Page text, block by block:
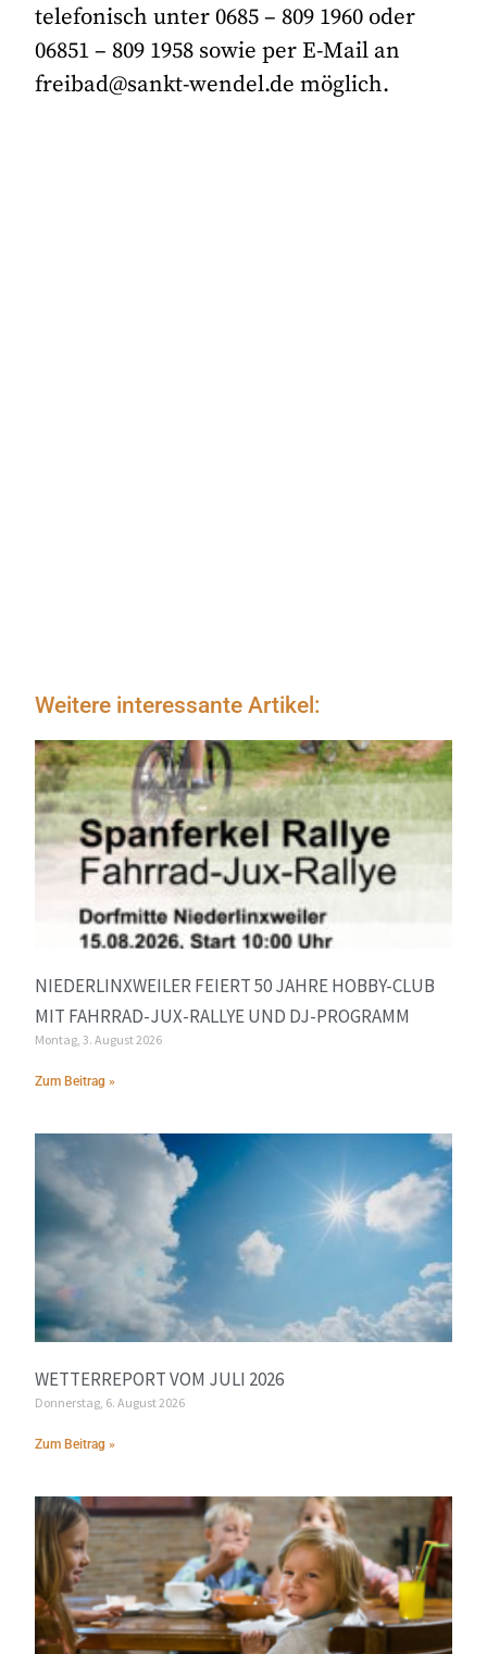
telefonisch unter 0685 – 809 1960 oder
06851 – 809 1958 sowie per E-Mail an
freibad@sankt-wendel.de möglich.
Weitere interessante Artikel:
NIEDERLINXWEILER FEIERT 50 JAHRE HOBBY-CLUB
MIT FAHRRAD-JUX-RALLYE UND DJ-PROGRAMM
Montag, 3. August 2026
Zum Beitrag »
WETTERREPORT VOM JULI 2026
Donnerstag, 6. August 2026
Zum Beitrag »